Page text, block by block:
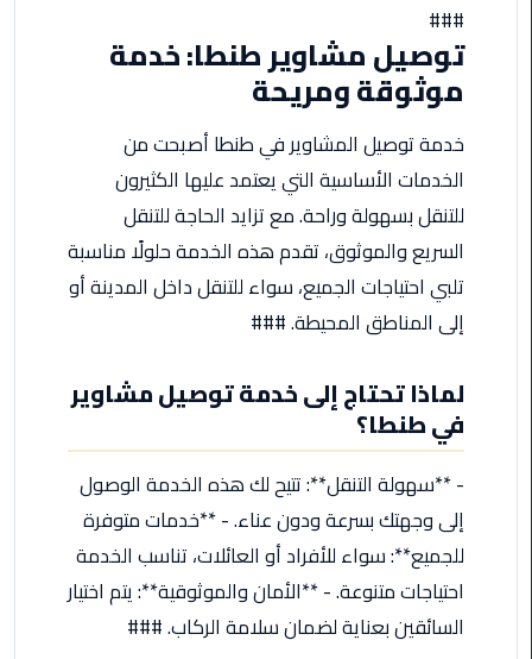
ليموزين
العالمين
ليموزين
مطار
العرب
اسكندرية
ليموزين
العرب
الاسكندرية
ليموزين
القاهرة
###
توصيل مشاوير طنطا: خدمة
موثوقة ومريحة
خدمة توصيل المشاوير في طنطا أصبحت من
الخدمات الأساسية التي يعتمد عليها الكثيرون
للتنقل بسهولة وراحة. مع تزايد الحاجة للتنقل
السريع والموثوق، تقدم هذه الخدمة حلولًا مناسبة
تلبي احتياجات الجميع، سواء للتنقل داخل المدينة أو
إلى المناطق المحيطة. ###
لماذا تحتاج إلى خدمة توصيل مشاوير
في طنطا؟
- **سهولة التنقل**: تتيح لك هذه الخدمة الوصول
إلى وجهتك بسرعة ودون عناء. - **خدمات متوفرة
للجميع**: سواء للأفراد أو العائلات، تناسب الخدمة
احتياجات متنوعة. - **الأمان والموثوقية**: يتم اختيار
السائقين بعناية لضمان سلامة الركاب. ###